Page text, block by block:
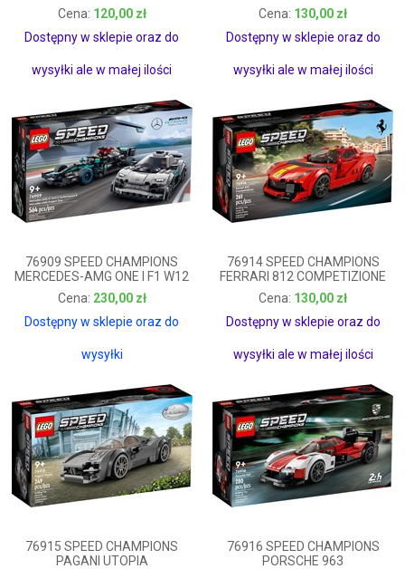
120,00 zł
Dostępny w sklepie oraz do
wysyłki ale w małej ilości
120,00 zł
130,00 zł
Dostępny w sklepie oraz do
wysyłki ale w małej ilości
130,00 zł
76909 SPEED CHAMPIONS
MERCEDES-AMG ONE I F1 W12
230,00 zł
Dostępny w sklepie oraz do
wysyłki
230,00 zł
76914 SPEED CHAMPIONS
FERRARI 812 COMPETIZIONE
130,00 zł
Dostępny w sklepie oraz do
wysyłki ale w małej ilości
130,00 zł
76915 SPEED CHAMPIONS
PAGANI UTOPIA
76916 SPEED CHAMPIONS
PORSCHE 963